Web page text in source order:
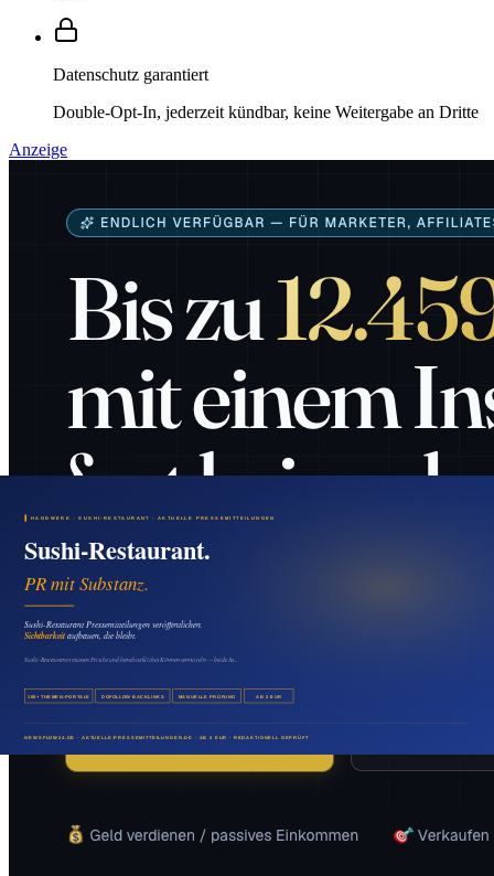
Datenschutz garantiert
Double-Opt-In, jederzeit kündbar, keine Weitergabe an Dritte
Anzeige